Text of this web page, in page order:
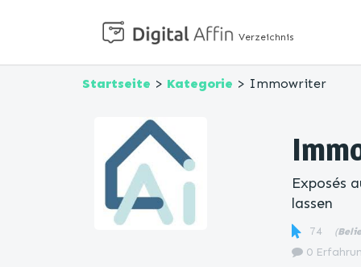
Verzeichnis
Startseite > Kategorie > Immowriter
Exposés
lassen
74 (
0